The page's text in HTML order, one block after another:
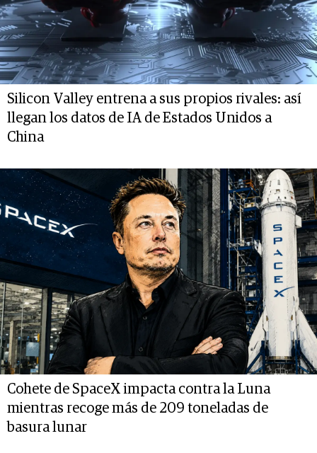
Silicon Valley entrena a sus propios rivales: así
llegan los datos de IA de Estados Unidos a
China
Cohete de SpaceX impacta contra la Luna
mientras recoge más de 209 toneladas de
basura lunar